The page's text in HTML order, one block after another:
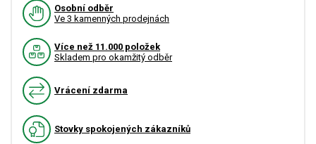
Osobní odběr
Ve 3 kamenných prodejnách
Více než 11.000 položek
Skladem pro okamžitý odběr
Vrácení zdarma
Stovky spokojených zákazníků